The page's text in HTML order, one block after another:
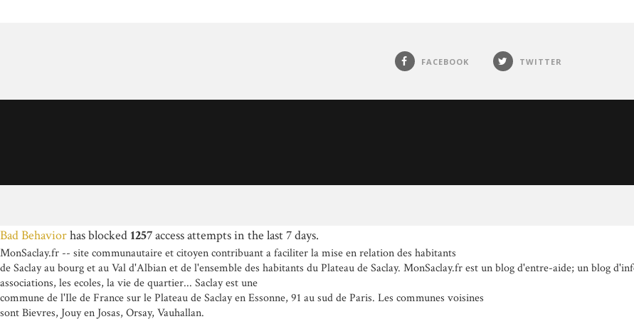
FACEBOOK TWITTER
Bad Behaviorhas blocked1257access attempts in the last 7 days.
MonSaclay.fr -- site communautaire et citoyen contribuant a faciliter la mise en relation des habitants
de Saclay au bourg et au Val d'Albian et de l'ensemble des habitants du Plateau de Saclay. MonSaclay.fr est un blog d'entre-aide; un blog
associations, les ecoles, la vie de quartier... Saclay est une
commune de l'Ile de France sur le Plateau de Saclay en Essonne, 91 au sud de Paris. Les communes voisines
sont Bievres, Jouy en Josas, Orsay, Vauhallan.